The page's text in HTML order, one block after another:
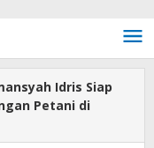
Idris Siap
Petani di